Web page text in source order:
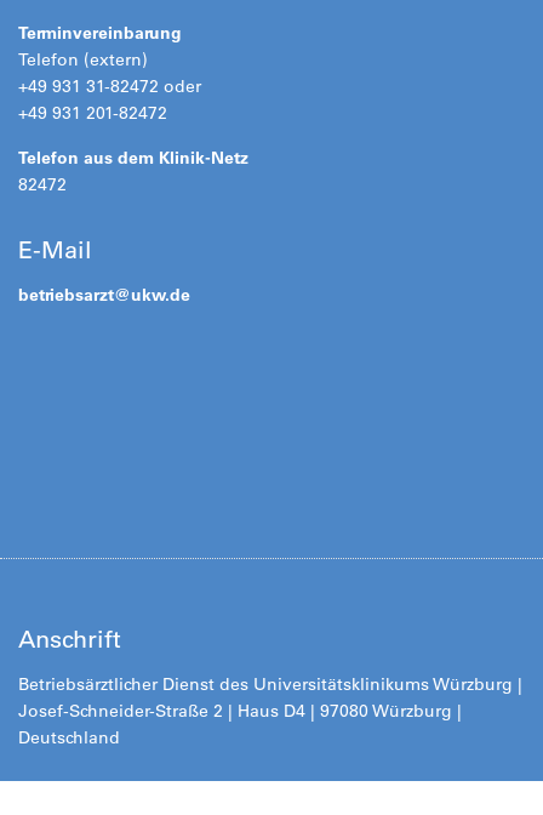
Terminvereinbarung
Telefon (extern)
+49 931 31-82472 oder
+49 931 201-82472
Telefon aus dem Klinik-Netz
82472
E-Mail
betriebsarzt@ukw.de
Anschrift
Betriebsärztlicher Dienst des Universitätsklinikums Würzburg |
Josef-Schneider-Straße 2 | Haus D4 | 97080 Würzburg |
Deutschland